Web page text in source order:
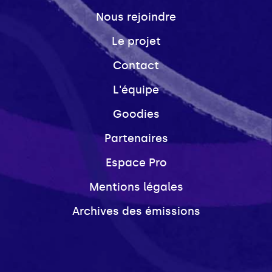
Nous rejoindre
Le projet
Contact
L'équipe
Goodies
Partenaires
Espace Pro
Mentions légales
Archives des émissions